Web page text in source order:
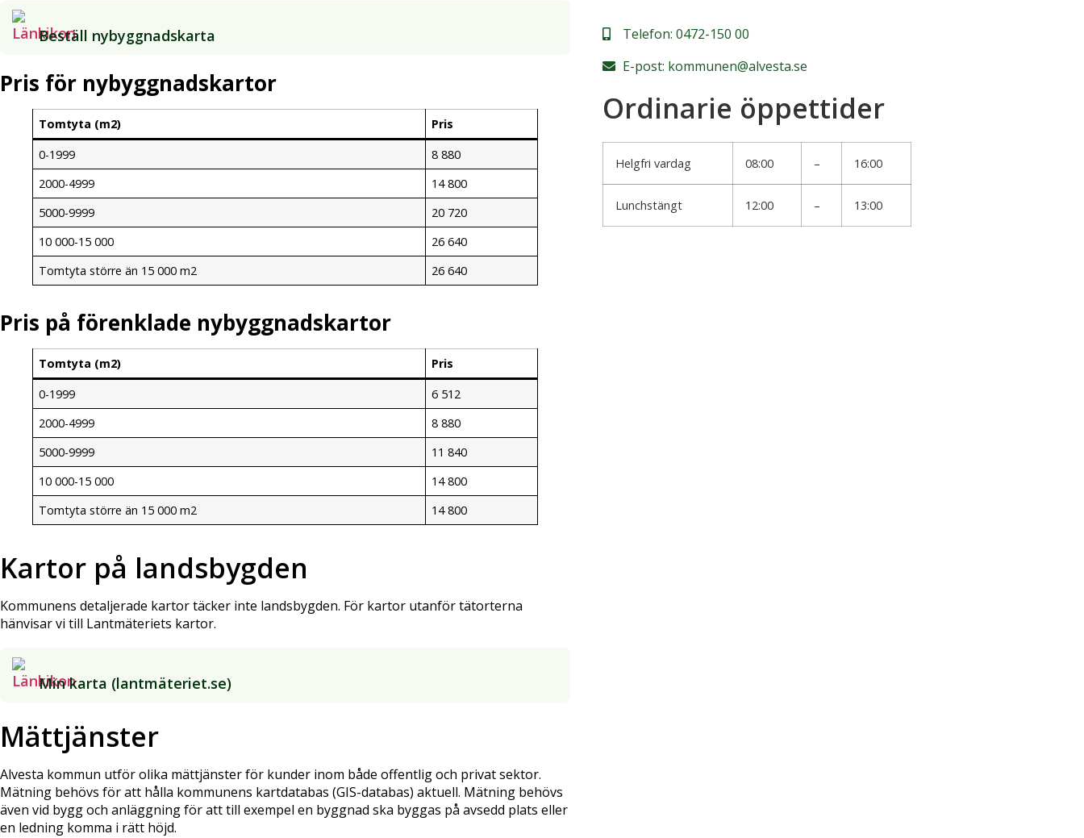
Beställ nybyggnadskarta
Pris för nybyggnadskartor
Tomtyta (m2)
Pris
0-1999
8 880
2000-4999
14 800
5000-9999
20 720
10 000-15 000
26 640
Tomtyta större än 15 000 m2
26 640
Pris på förenklade nybyggnadskartor
Tomtyta (m2)
Pris
0-1999
6 512
2000-4999
8 880
5000-9999
11 840
10 000-15 000
14 800
Tomtyta större än 15 000 m2
14 800
Kartor på landsbygden
Kommunens detaljerade kartor täcker inte landsbygden. För kartor utanför tätorterna
hänvisar vi till Lantmäteriets kartor.
Min karta (lantmäteriet.se)
Mättjänster
Alvesta kommun utför olika mättjänster för kunder inom både offentlig och privat sektor.
Mätning behövs för att hålla kommunens kartdatabas (GIS-databas) aktuell. Mätning behövs
även vid bygg och anläggning för att till exempel en byggnad ska byggas på avsedd plats eller
en ledning komma i rätt höjd.
Telefon: 0472-150 00
E-post: kommunen@alvesta.se
Ordinarie öppettider
Helgfri vardag 08:00 – 16:00
Lunchstängt 12:00 – 13:00